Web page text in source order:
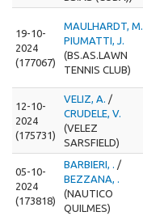
19-10-
2024
(177067)
MAULHARDT, M.
PIUMATTI, J.
(BS.AS.LAWN
TENNIS CLUB)
12-10-
2024
(175731)
VELIZ, A. /
CRUDELE, V.
(VELEZ
SARSFIELD)
05-10-
2024
(173818)
BARBIERI, . /
BEZZANA, .
(NAUTICO
QUILMES)